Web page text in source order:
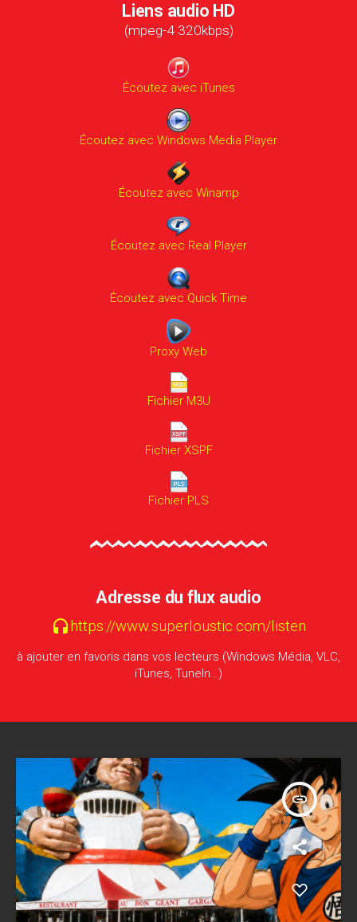
Liens audio HD
(mpeg-4 320kbps)
Écoutez avec iTunes
Écoutez avec Windows Media Player
Écoutez avec Winamp
Écoutez avec Real Player
Écoutez avec Quick Time
Proxy Web
Fichier M3U
Fichier XSPF
Fichier PLS
Adresse du flux audio
https://www.superloustic.com/listen
à ajouter en favoris dans vos lecteurs (Windows Média, VLC,
iTunes, TuneIn…)
insert_link